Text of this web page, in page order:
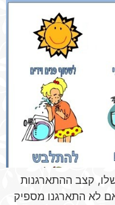
קצב ההתארגנות
לא התארגנו מספיק